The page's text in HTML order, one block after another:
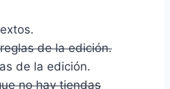
de la edición.
de la edición.
no hay tiendas